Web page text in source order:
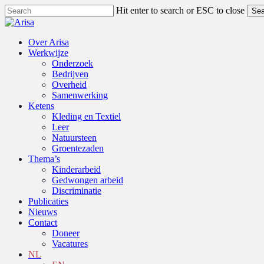
Skip
to
content
Hit enter to search or ESC to close
Close
search
Menu
Over Arisa
Werkwijze
Onderzoek
Bedrijven
Overheid
Samenwerking
Ketens
Kleding en Textiel
Leer
Natuursteen
Groentezaden
Thema’s
Kinderarbeid
Gedwongen arbeid
Discriminatie
Publicaties
Nieuws
Contact
Doneer
Vacatures
NL